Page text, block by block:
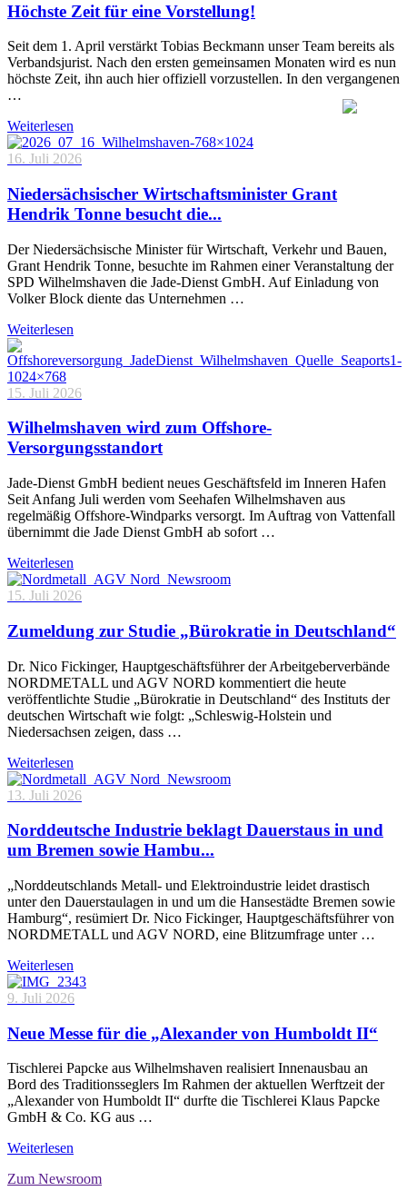
Höchste Zeit für eine Vorstellung!
Seit dem 1. April verstärkt Tobias Beckmann unser Team bereits als
Verbandsjurist. Nach den ersten gemeinsamen Monaten wird es nun
höchste Zeit, ihn auch hier offiziell vorzustellen. In den vergangenen
…
Weiterlesen
16. Juli 2026
Niedersächsischer Wirtschaftsminister Grant
Hendrik Tonne besucht die...
Der Niedersächsische Minister für Wirtschaft, Verkehr und Bauen,
Grant Hendrik Tonne, besuchte im Rahmen einer Veranstaltung der
SPD Wilhelmshaven die Jade-Dienst GmbH. Auf Einladung von
Volker Block diente das Unternehmen …
Weiterlesen
15. Juli 2026
Wilhelmshaven wird zum Offshore-
Versorgungsstandort
Jade-Dienst GmbH bedient neues Geschäftsfeld im Inneren Hafen
Seit Anfang Juli werden vom Seehafen Wilhelmshaven aus
regelmäßig Offshore-Windparks versorgt. Im Auftrag von Vattenfall
übernimmt die Jade Dienst GmbH ab sofort …
Weiterlesen
15. Juli 2026
Zumeldung zur Studie „Bürokratie in Deutschland“
Dr. Nico Fickinger, Hauptgeschäftsführer der Arbeitgeberverbände
NORDMETALL und AGV NORD kommentiert die heute
veröffentlichte Studie „Bürokratie in Deutschland“ des Instituts der
deutschen Wirtschaft wie folgt: „Schleswig-Holstein und
Niedersachsen zeigen, dass …
Weiterlesen
13. Juli 2026
Norddeutsche Industrie beklagt Dauerstaus in und
um Bremen sowie Hambu...
„Norddeutschlands Metall- und Elektroindustrie leidet drastisch
unter den Dauerstaulagen in und um die Hansestädte Bremen sowie
Hamburg“, resümiert Dr. Nico Fickinger, Hauptgeschäftsführer von
NORDMETALL und AGV NORD, eine Blitzumfrage unter …
Weiterlesen
9. Juli 2026
Neue Messe für die „Alexander von Humboldt II“
Tischlerei Papcke aus Wilhelmshaven realisiert Innenausbau an
Bord des Traditionsseglers Im Rahmen der aktuellen Werftzeit der
„Alexander von Humboldt II“ durfte die Tischlerei Klaus Papcke
GmbH & Co. KG aus …
Weiterlesen
Zum Newsroom